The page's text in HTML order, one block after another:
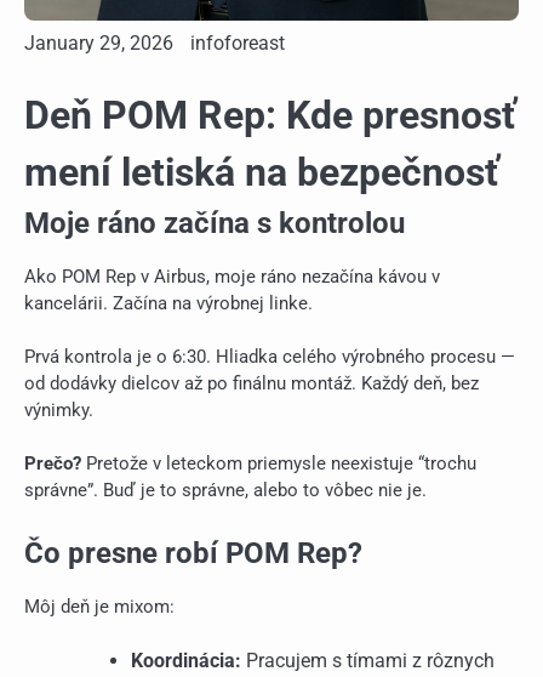
January 29, 2026 infoforeast
Deň POM Rep: Kde presnosť
mení letiská na bezpečnosť
Moje ráno začína s kontrolou
Ako POM Rep v Airbus, moje ráno nezačína kávou v
kancelárii. Začína na výrobnej linke.
Prvá kontrola je o 6:30. Hliadka celého výrobného procesu —
od dodávky dielcov až po finálnu montáž. Každý deň, bez
výnimky.
Prečo? Pretože v leteckom priemysle neexistuje “trochu
správne”. Buď je to správne, alebo to vôbec nie je.
Čo presne robí POM Rep?
Môj deň je mixom:
Koordinácia: Pracujem s tímami z rôznych